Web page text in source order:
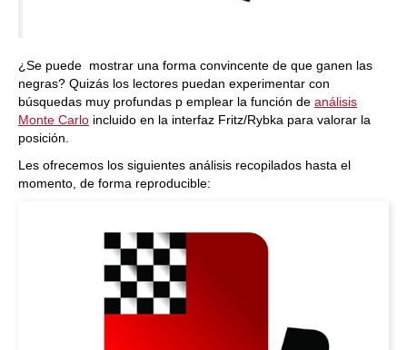
¿Se puede mostrar una forma convincente de que ganen las
negras? Quizás los lectores puedan experimentar con
búsquedas muy profundas p emplear la función de análisis
Monte Carlo incluido en la interfaz Fritz/Rybka para valorar la
posición.
Les ofrecemos los siguientes análisis recopilados hasta el
momento, de forma reproducible: